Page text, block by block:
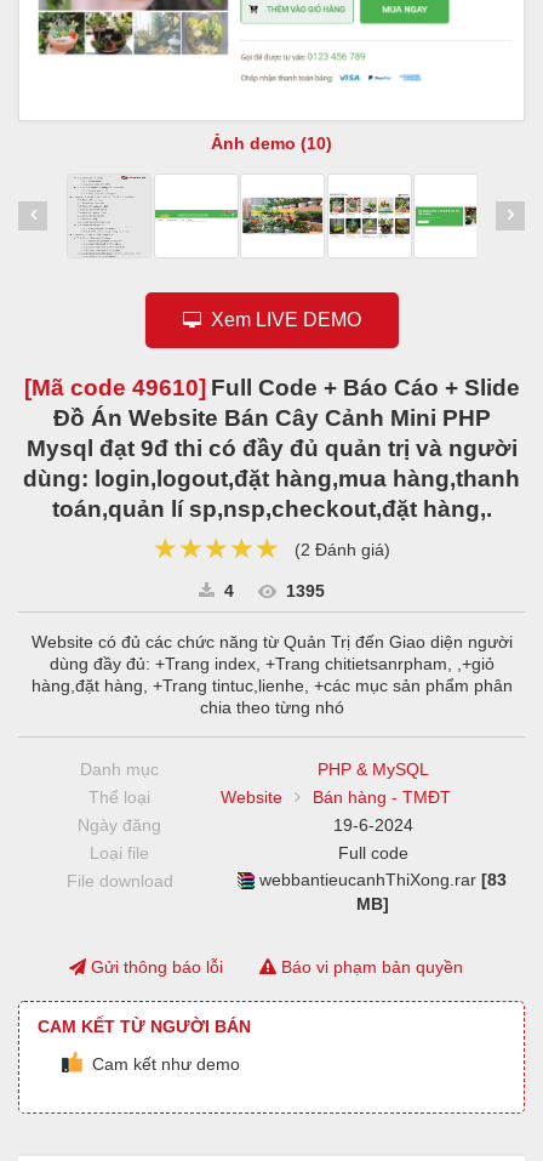
Ảnh demo (10)
Xem LIVE DEMO
[Mã code 49610] Full Code + Báo Cáo + Slide
Đồ Án Website Bán Cây Cảnh Mini PHP
Mysql đạt 9đ thi có đầy đủ quản trị và người
dùng: login,logout,đặt hàng,mua hàng,thanh
toán,quản lí sp,nsp,checkout,đặt hàng,.
★★★★★
★★★★★
★★★★★ (2 Đánh giá)
4 1395
Website có đủ các chức năng từ Quản Trị đến Giao diện người
dùng đầy đủ: +Trang index, +Trang chitietsanrpham, ,+giỏ
hàng,đặt hàng, +Trang tintuc,lienhe, +các mục sản phẩm phân
chia theo từng nhó
Danh mục
PHP & MySQL
Thể loại
Website
Bán hàng - TMĐT
Ngày đăng
19-6-2024
Loại file
Full code
File download
webbantieucanhThiXong.rar[83
MB]
Gửi thông báo lỗi Báo vi phạm bản quyền
CAM KẾT TỪ NGƯỜI BÁN
Cam kết như demo